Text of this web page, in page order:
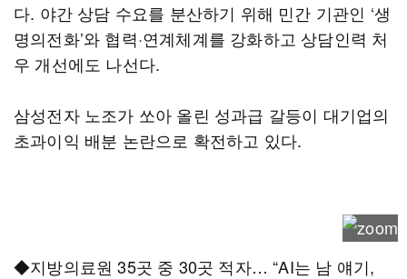
다. 야간 상담 수요를 분산하기 위해 민간 기관인 ‘생
명의전화’와 협력·연계체계를 강화하고 상담인력 처
우 개선에도 나선다.
삼성전자 노조가 쏘아 올린 성과급 갈등이 대기업의
초과이익 배분 논란으로 확전하고 있다.
◆지방의료원 35곳 중 30곳 적자… “AI는 남 얘기,